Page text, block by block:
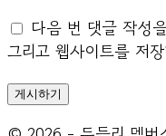
다음 번 댓글 작성
그리고 웹사이트를 저